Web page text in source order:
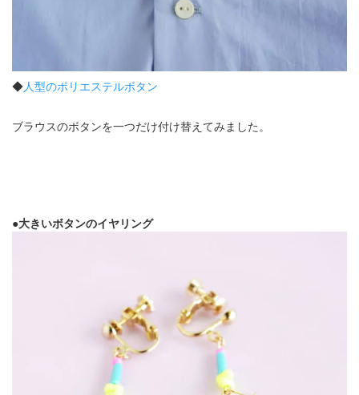
◆人型のポリエステルボタン
ブラウスのボタンを一つだけ付け替えてみました。
●大きいボタンのイヤリング